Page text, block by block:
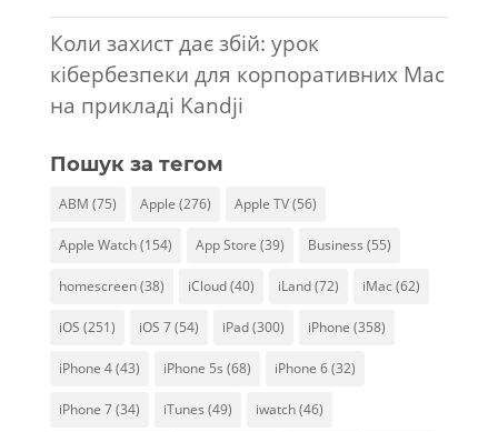
Коли захист дає збій: урок
кібербезпеки для корпоративних Mac
на прикладі Kandji
Пошук за тегом
ABM (75) Apple (276) Apple TV(56)
Apple Watch(154) App Store (39) Business (55)
homescreen(38) iCloud(40) iLand(72) iMac (62)
iOS (251) iOS 7(54) iPad(300) iPhone (358)
iPhone 4(43) iPhone 5s (68) iPhone 6(32)
iPhone 7(34) iTunes (49) iwatch(46)